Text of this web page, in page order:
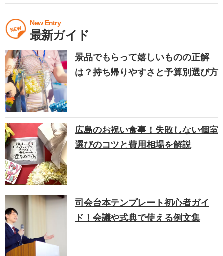
New Entry
最新ガイド
景品でもらって嬉しいものの正解
は？持ち帰りやすさと予算別選び方
広島のお祝い食事！失敗しない個室
選びのコツと費用相場を解説
司会台本テンプレート初心者ガイ
ド！会議や式典で使える例文集